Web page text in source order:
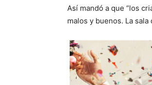
Así mandó a que “los
malos y buenos. La